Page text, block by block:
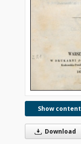
Show content
Download